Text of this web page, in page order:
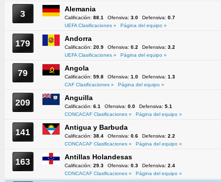
3 Alemania
Calificación: 88.1 Ofensiva: 3.0 Defensiva: 0.7
UEFA Clasificaciones »
Página del equipo »
179 Andorra
Calificación: 20.9 Ofensiva: 0.2 Defensiva: 3.2
UEFA Clasificaciones »
Página del equipo »
79 Angola
Calificación: 59.8 Ofensiva: 1.0 Defensiva: 1.3
CAF Clasificaciones »
Página del equipo »
209 Anguilla
Calificación: 6.1 Ofensiva: 0.0 Defensiva: 5.1
CONCACAF Clasificaciones »
Página del equipo »
141 Antigua y Barbuda
Calificación: 38.4 Ofensiva: 0.6 Defensiva: 2.2
CONCACAF Clasificaciones »
Página del equipo »
163 Antillas Holandesas
Calificación: 29.3 Ofensiva: 0.3 Defensiva: 2.4
CONCACAF Clasificaciones »
Página del equipo »